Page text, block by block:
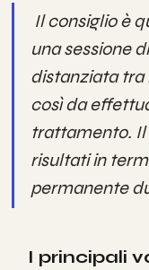
Il consiglio è
una sessione
distanziata tra
così da
trattamento.
risultati in
permanente
I principali